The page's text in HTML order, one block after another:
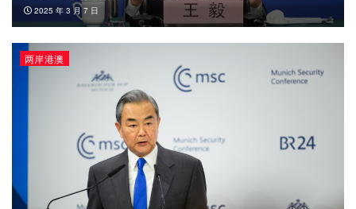
2025 年 3 月 7 日
两岸港澳